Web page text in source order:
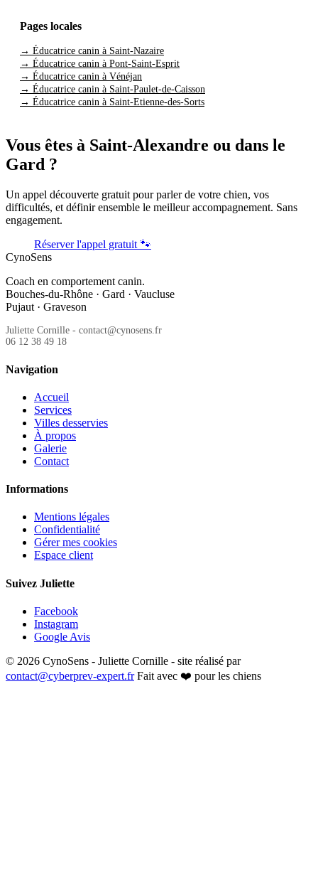
Pages locales
→ Éducatrice canin à Saint-Nazaire
→ Éducatrice canin à Pont-Saint-Esprit
→ Éducatrice canin à Vénéjan
→ Éducatrice canin à Saint-Paulet-de-Caisson
→ Éducatrice canin à Saint-Etienne-des-Sorts
Vous êtes à Saint-Alexandre ou dans le
Gard ?
Un appel découverte gratuit pour parler de votre chien, vos
difficultés, et définir ensemble le meilleur accompagnement. Sans
engagement.
Réserver l'appel gratuit 🐾
CynoSens
Coach en comportement canin.
Bouches-du-Rhône · Gard · Vaucluse
Pujaut · Graveson
Juliette Cornille - contact@cynosens.fr
06 12 38 49 18
Navigation
Accueil
Services
Villes desservies
À propos
Galerie
Contact
Informations
Mentions légales
Confidentialité
Gérer mes cookies
Espace client
Suivez Juliette
Facebook
Instagram
Google Avis
© 2026 CynoSens - Juliette Cornille - site réalisé par
contact@cyberprev-expert.fr Fait avec ❤️ pour les chiens